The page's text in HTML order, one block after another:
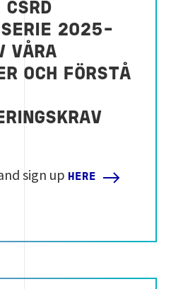
CSRD
SERIE 2025-
VÅRA
OCH FÖRSTÅ
sign up HERE